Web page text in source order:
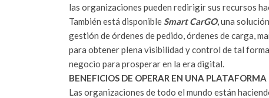
las organizaciones pueden redirigir sus recursos
También está disponibleSmart CarGO,una
gestión de órdenes de pedido, órdenes de carga,
para obtener plena visibilidad y control de tal
negocio para prosperar en la era digital.
BENEFICIOS DE OPERAR EN UNA
Las organizaciones de todo el mundo están